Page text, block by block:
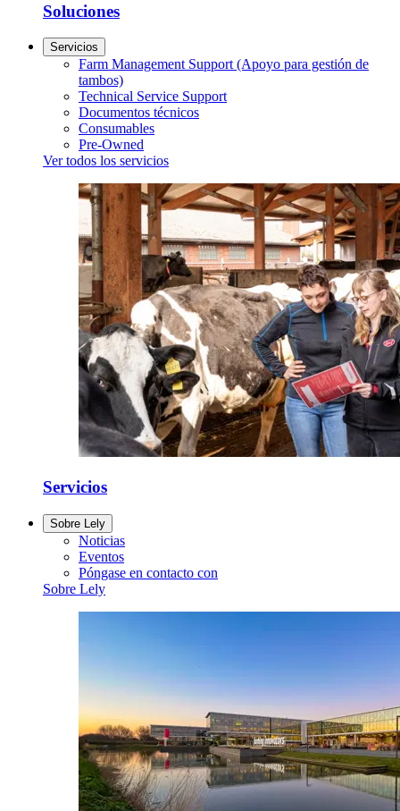
Soluciones
Servicios
Farm Management Support (Apoyo para gestión de
tambos)
Technical Service Support
Documentos técnicos
Consumables
Pre-Owned
Ver todos los servicios
Servicios
Sobre Lely
Noticias
Eventos
Póngase en contacto con
Sobre Lely